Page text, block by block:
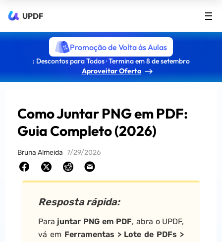
UPDF
Promoção de Volta às Aulas
: Descontos para Todos · Termina em 8 de setembro
Aproveitar Oferta
Como Juntar PNG em PDF:
Guia Completo (2026)
Bruna Almeida 7/29/2026
Resposta rápida:
Para juntar PNG em PDF, abra o UPDF,
vá emFerramentas > Lote de PDFs >